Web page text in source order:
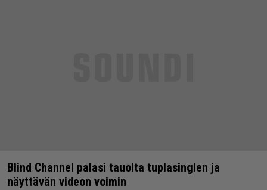
Blind Channel palasi tauolta tuplasinglen ja
näyttävän videon voimin